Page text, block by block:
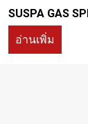
SUSPA GAS
อ่านเพิ่ม